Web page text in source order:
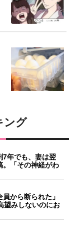
ング
7年でも、妻は翌
。「その神経がわ
員から断られた」
望みしないのにお